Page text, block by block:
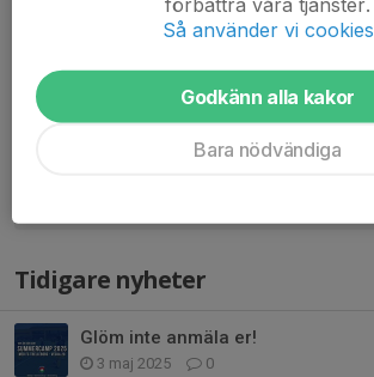
Tidigare nyheter
Glöm inte anmäla er!
3 maj 2025 0
Så använder vi cookies
Godkänn alla kakor
Bara nödvändiga